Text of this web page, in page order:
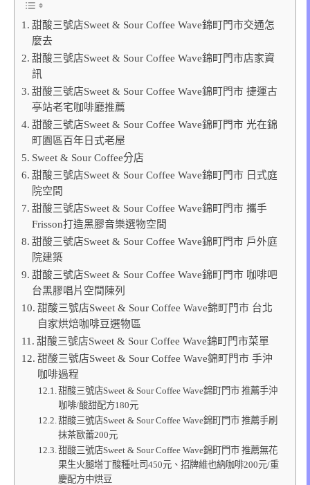
甜酸三號店Sweet & Sour Coffee Wave錦町門市交通怎
麼去
甜酸三號店Sweet & Sour Coffee Wave錦町門市店家資
訊
甜酸三號店Sweet & Sour Coffee Wave錦町門市 捷運古
亭站老宅咖啡廳推薦
甜酸三號店Sweet & Sour Coffee Wave錦町門市 光在錦
町園區百年日式老屋
Sweet & Sour Coffee分店
甜酸三號店Sweet & Sour Coffee Wave錦町門市 日式庭
院空間
甜酸三號店Sweet & Sour Coffee Wave錦町門市 攜手
Frisson打造黑膠音樂選物空間
甜酸三號店Sweet & Sour Coffee Wave錦町門市 戶外庭
院建築
甜酸三號店Sweet & Sour Coffee Wave錦町門市 咖啡吧
台黑膠唱片空間陳列
甜酸三號店Sweet & Sour Coffee Wave錦町門市 台北
自家烘焙咖啡豆選物區
甜酸三號店Sweet & Sour Coffee Wave錦町門市菜單
甜酸三號店Sweet & Sour Coffee Wave錦町門市 手沖
咖啡過程
甜酸三號店Sweet & Sour Coffee Wave錦町門市 推薦手沖
咖啡/酸甜配方180元
甜酸三號店Sweet & Sour Coffee Wave錦町門市 推薦手刷
抹茶歐蕾200元
甜酸三號店Sweet & Sour Coffee Wave錦町門市 推薦無花
果生火腿塔丁酸種吐司450元、招牌維也納咖啡200元/重
慶配方中烘豆